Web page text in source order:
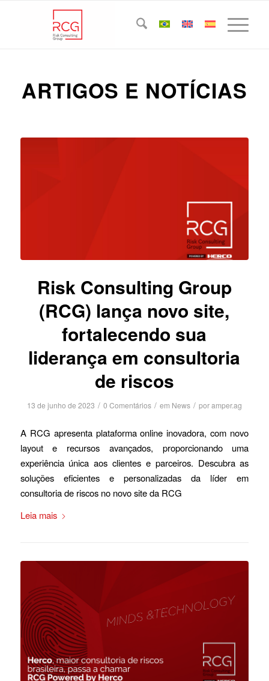
ARTIGOS E NOTÍCIAS
Risk Consulting Group
(RCG) lança novo site,
fortalecendo sua
liderança em consultoria
de riscos
13 de junho de 2023 / 0 Comentários / em News / poramper.ag
A RCG apresenta plataforma online inovadora, com novo
layout e recursos avançados, proporcionando uma
experiência única aos clientes e parceiros. Descubra as
soluções eficientes e personalizadas da líder em
consultoria de riscos no novo site da RCG
Leia mais